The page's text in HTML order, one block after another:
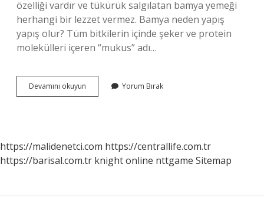
özelliği vardır ve tükürük salgılatan bamya yemeği
herhangi bir lezzet vermez. Bamya neden yapış
yapış olur? Tüm bitkilerin içinde şeker ve protein
molekülleri içeren “mukus” adı…
Devamını okuyun
Yemeği
Yorum Bırak
https://malidenetci.com https://centrallife.com.tr
https://barisal.com.tr knight online nttgame Sitemap